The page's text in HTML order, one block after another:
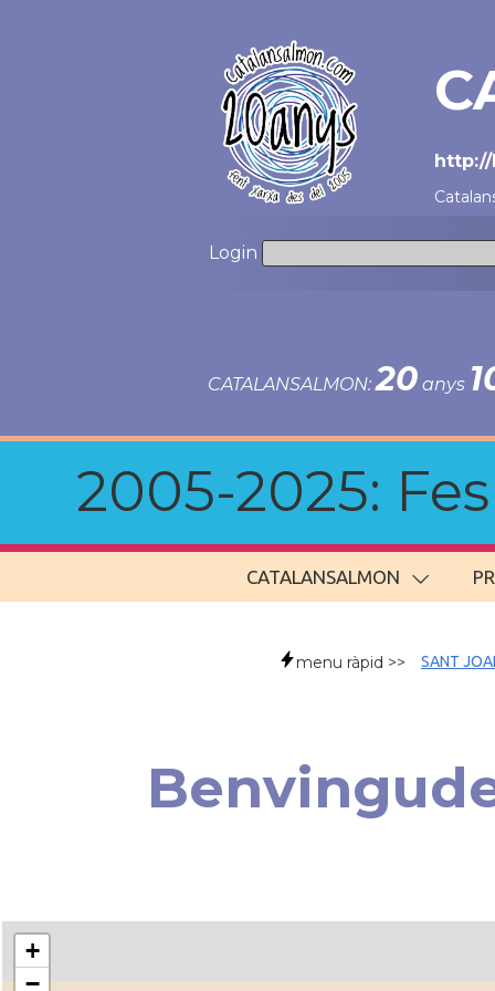
http://
Login
CATALANSALMON:20 anys
2005-2025:
CATALANSALMON
menu ràpid >> SANT
+
−